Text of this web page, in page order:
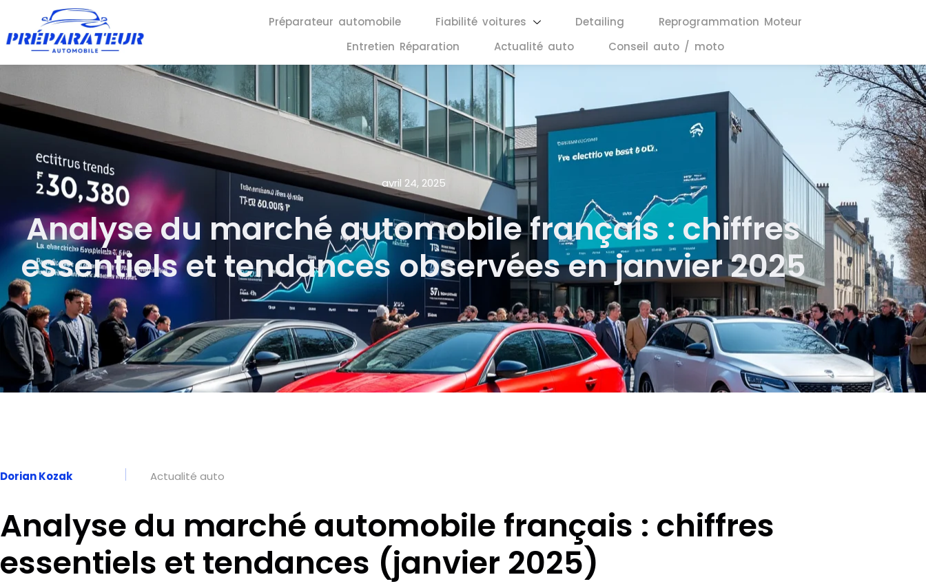
Préparateur automobile Fiabilité voitures Detailing
Reprogrammation Moteur
Entretien Réparation
Actualité auto Conseil auto / moto
avril 24, 2025
Analyse du marché automobile français : chiffres
essentiels et tendances observées en janvier 2025
Dorian Kozak Actualité auto
Analyse du marché automobile français : chiffres
essentiels et tendances (janvier 2025)